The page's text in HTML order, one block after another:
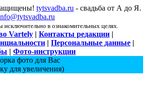
tytsvadba.ru - свадьба от А до Я.
исключительно в ознакомительных целях.
Vartely | Контакты редакции |
| Персональные данные |
| Фото-инструкции
фото для Вас
для увеличения)